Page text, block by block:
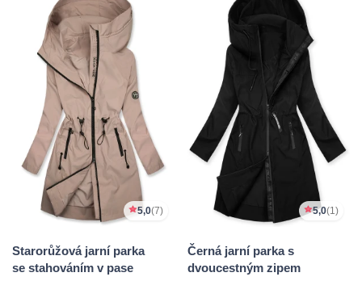
5,0(7)
Starorůžová jarní parka
se stahováním v pase
5,0(1)
Černá jarní parka s
dvoucestným zipem